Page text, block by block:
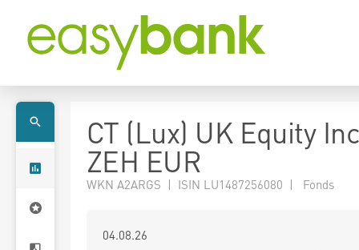
CT (Lux) UK Equity
ZEH EUR
WKN A2ARGS | ISIN LU1487256080 | Fonds
04.08.26